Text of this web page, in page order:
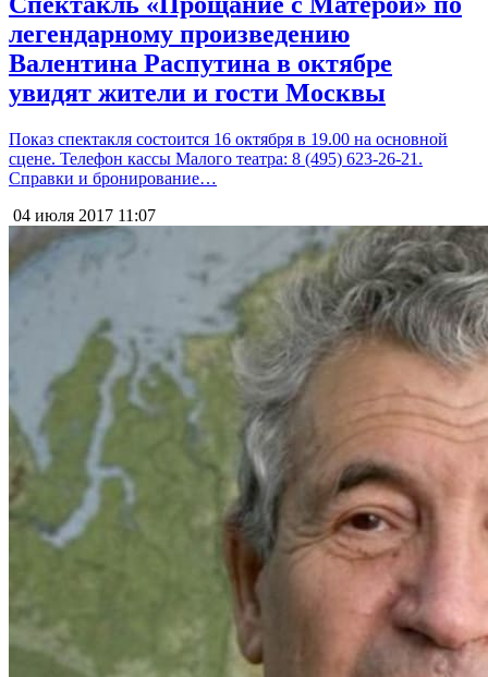
легендарному произведению
Валентина Распутина в октябре
увидят жители и гости Москвы
Показ спектакля состоится 16 октября в 19.00 на основной
сцене. Телефон кассы Малого театра: 8 (495) 623-26-21.
Справки и бронирование…
04 июля 2017 11:07